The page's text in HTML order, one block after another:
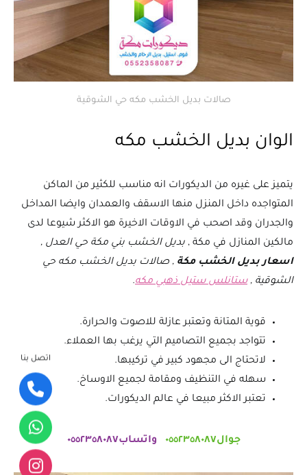
صالات بديل الخشب مكه حي الشوقية
الوان بديل الخشب مكه
يتميز على غيره من الديكورات انه مناسب للكثير من الماكن
المتواجده داخل المنزل منها الاسقف والعمدان وايضا المداخل
والجدران وقد اصحب في الاوقات الاخيرة هو الاكثر شيوعا لدى
مالكين المنازل في مكة , بديل الخشب بني مكة حي العدل ,
اسعار بديل الخشب مكة , صالات بديل الخشب مكه حي
الشوقية ,ستانلس ستيل ذهبي مكه.
قوية المتانة وتعتبر عازلة للاصوت والحرارة.
تتواجد بجميع التصاميم التي يرغب بها العملاء.
لاتحتاج الى مجهود كبير في تركيبها.
سهله في التنظيف ومقامة لجميع الاوساخ.
تعتبر الاكثر مبيعا في عالم الديكورات.
جوال٠٥٥٢٣٥٨٠٨٧ واتساب٠٥٥٢٣٥٨٠٨٧
اتصل بنا